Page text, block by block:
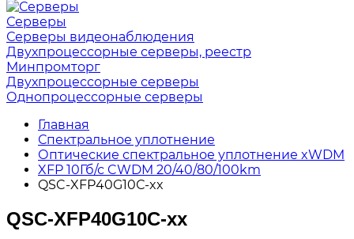
Серверы
Серверы видеонаблюдения
Двухпроцессорные серверы, реестр
Минпромторг
Двухпроцессорные серверы
Однопроцессорные серверы
Главная
Спектральное уплотнение
Оптические спектральное уплотнение xWDM
XFP 10Гб/с CWDM 20/40/80/100km
QSC-XFP40G10С-xx
QSC-XFP40G10С-xx